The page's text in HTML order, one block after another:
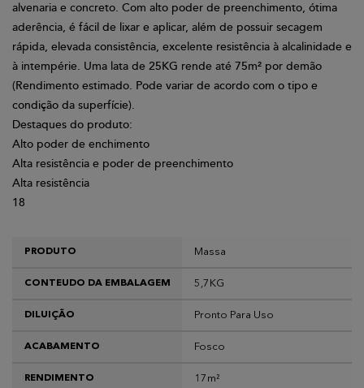
alvenaria e concreto. Com alto poder de preenchimento, ótima
aderência, é fácil de lixar e aplicar, além de possuir secagem
rápida, elevada consistência, excelente resistência à alcalinidade e
à intempérie. Uma lata de 25KG rende até 75m² por demão
(Rendimento estimado. Pode variar de acordo com o tipo e
condição da superfície).
Destaques do produto:
Alto poder de enchimento
Alta resistência e poder de preenchimento
Alta resistência
18
PRODUTO Massa
CONTEUDO DA EMBALAGEM 5,7KG
DILUIÇÃO Pronto Para Uso
ACABAMENTO Fosco
RENDIMENTO 17m²